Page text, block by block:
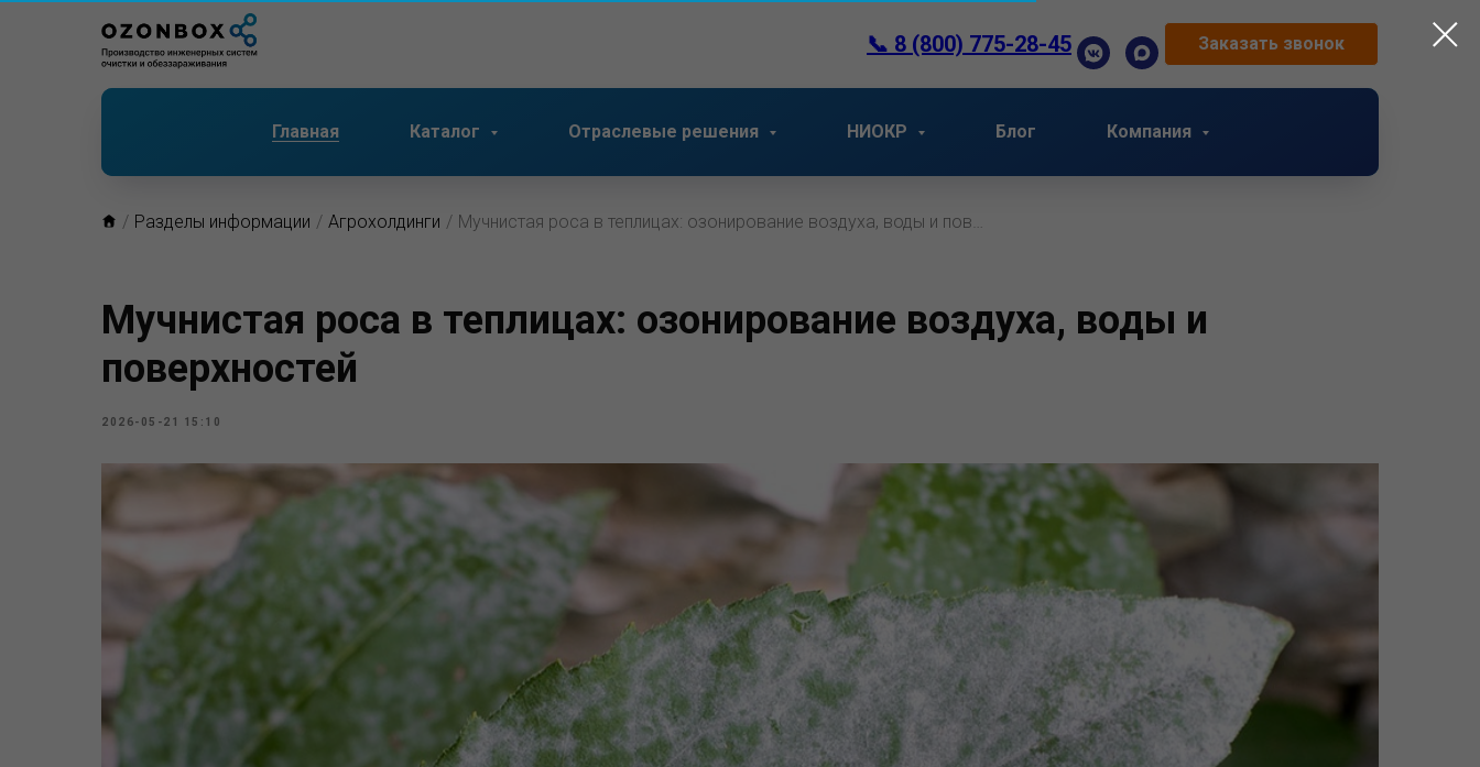
📞 8 (800) 775-28-45 Заказать звонок
Главная Каталог Отраслевые решения НИОКР Блог Компания
/ Разделы информации / Агрохолдинги / Мучнистая роса в теплицах: озонирование воздуха, воды и пов…
Мучнистая роса в теплицах: озонирование воздуха, воды и
поверхностей
2026-05-21 15:10